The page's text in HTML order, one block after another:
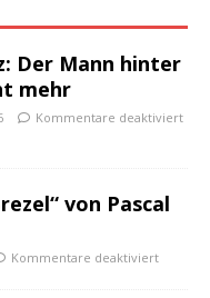
Der Mann hinter
mehr
Kommentare deaktiviert
von Pascal
Kommentare deaktiviert